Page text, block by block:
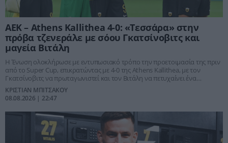
ΑΕΚ – Athens Kallithea 4-0: «Τεσσάρα» στην
πρόβα τζενεράλε με σόου Γκατσίνοβιτς και
μαγεία Βιτάλη
Η Ένωση ολοκλήρωσε με εντυπωσιακό τρόπο την προετοιμασία της πριν
από το Super Cup, επικρατώντας με 4-0 της Athens Kallithea, με τον
Γκατσίνοβιτς να πρωταγωνιστεί και τον Βιτάλη να πετυχαίνει ένα
πανέμορφο γκολ.
ΚΡΙΣΤΙΑΝ ΜΠΙΤΣΑΚΟΥ
08.08.2026 | 22:47